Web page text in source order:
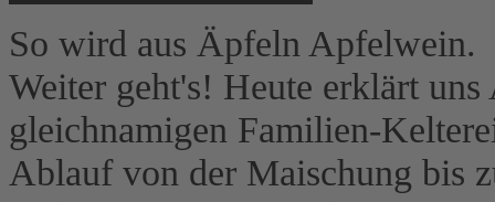
dieses Video anzusehen.
Mehr Informationen
Akzeptieren
powered by Usercentrics
Consent Management Platform
So wird aus Äpfeln Apfelwein.
Weiter geht's! Heute erklärt
gleichnamigen Familien-
Ablauf von der Maischung bis